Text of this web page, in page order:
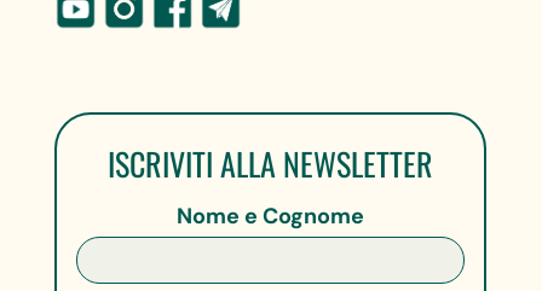
ISCRIVITI ALLA NEWSLETTER
Nome e Cognome